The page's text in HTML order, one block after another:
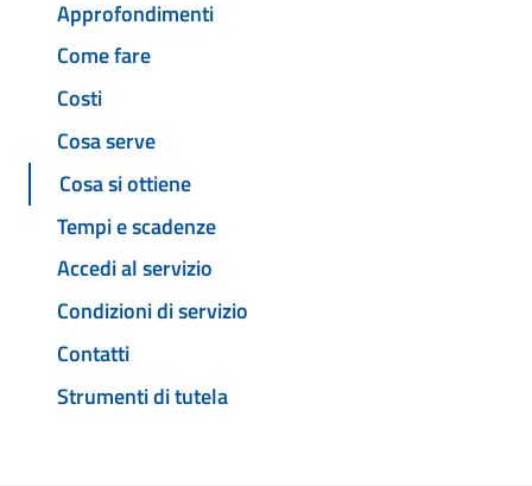
Approfondimenti
Come fare
Costi
Cosa serve
Cosa si ottiene
Tempi e scadenze
Accedi al servizio
Condizioni di servizio
Contatti
Strumenti di tutela